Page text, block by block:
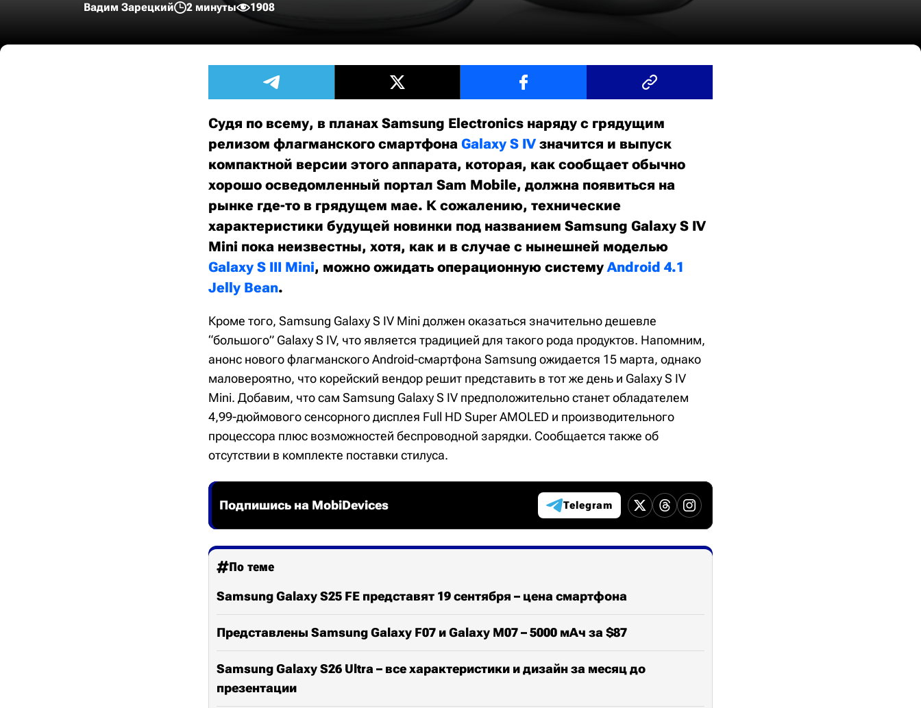
Вадим Зарецкий 2 минуты 1908
Судя по всему, в планах Samsung Electronics наряду с грядущим
релизом флагманского смартфона Galaxy S IV значится и выпуск
компактной версии этого аппарата, которая, как сообщает обычно
хорошо осведомленный портал Sam Mobile, должна появиться на
рынке где-то в грядущем мае. К сожалению, технические
характеристики будущей новинки под названием Samsung Galaxy S IV
Mini пока неизвестны, хотя, как и в случае с нынешней моделью
Galaxy S III Mini, можно ожидать операционную системуAndroid 4.1
Jelly Bean.
Кроме того, Samsung Galaxy S IV Mini должен оказаться значительно дешевле
“большого” Galaxy S IV, что является традицией для такого рода продуктов. Напомним,
анонс нового флагманского Android-смартфона Samsung ожидается 15 марта, однако
маловероятно, что корейский вендор решит представить в тот же день и Galaxy S IV
Mini. Добавим, что сам Samsung Galaxy S IV предположительно станет обладателем
4,99-дюймового сенсорного дисплея Full HD Super AMOLED и производительного
процессора плюс возможностей беспроводной зарядки. Сообщается также об
отсутствии в комплекте поставки стилуса.
Подпишись на MobiDevices Telegram
По теме
Samsung Galaxy S25 FE представят 19 сентября – цена смартфона
Представлены Samsung Galaxy F07 и Galaxy M07 – 5000 мАч за $87
Samsung Galaxy S26 Ultra – все характеристики и дизайн за месяц до
презентации